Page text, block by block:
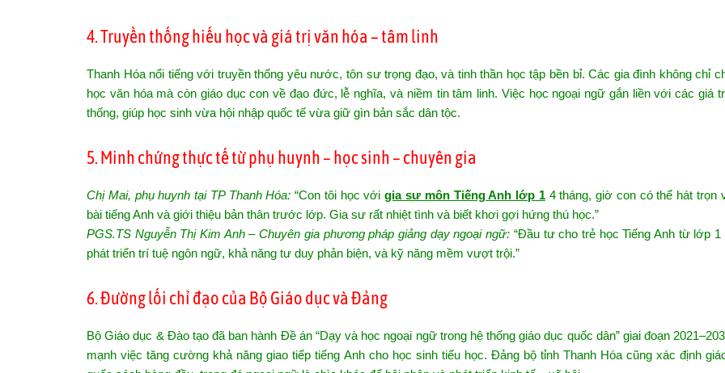
4. Truyền thống hiếu học và giá trị văn hóa – tâm linh
Thanh Hóa nổi tiếng với truyền thống yêu nước, tôn sư trọng đạo, và tinh thần học tập bền bỉ. Các gia đình không chỉ
học văn hóa mà còn giáo dục con về đạo đức, lễ nghĩa, và niềm tin tâm linh. Việc học ngoại ngữ gắn liền với các giá
thống, giúp học sinh vừa hội nhập quốc tế vừa giữ gìn bản sắc dân tộc.
5. Minh chứng thực tế từ phụ huynh – học sinh – chuyên gia
Chị Mai, phụ huynh tại TP Thanh Hóa: “Con tôi học vớigia sư môn Tiếng Anh lớp 14 tháng, giờ con có thể hát trọn
bài tiếng Anh và giới thiệu bản thân trước lớp. Gia sư rất nhiệt tình và biết khơi gợi hứng thú học.”
PGS.TS Nguyễn Thị Kim Anh – Chuyên gia phương pháp giảng dạy ngoại ngữ: “Đầu tư cho trẻ học Tiếng Anh từ lớp 1
phát triển trí tuệ ngôn ngữ, khả năng tư duy phản biện, và kỹ năng mềm vượt trội.”
6. Đường lối chỉ đạo của Bộ Giáo dục và Đảng
Bộ Giáo dục & Đào tạo đã ban hành Đề án “Dạy và học ngoại ngữ trong hệ thống giáo dục quốc dân” giai đoạn
mạnh việc tăng cường khả năng giao tiếp tiếng Anh cho học sinh tiểu học. Đảng bộ tỉnh Thanh Hóa cũng xác định